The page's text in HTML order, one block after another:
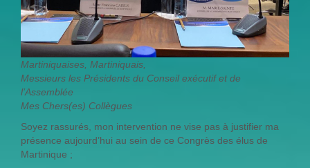
Martiniquaises, Martiniquais,
Messieurs les Présidents du Conseil exécutif et de
l’Assemblée
Mes Chers(es) Collègues
Soyez rassurés, mon intervention ne vise pas à justifier ma
présence aujourd’hui au sein de ce Congrès des élus de
Martinique ;